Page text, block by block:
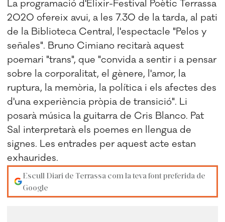
La programació d'Elixir-Festival Poètic Terrassa
2020 ofereix avui, a les 7.30 de la tarda, al pati
de la Biblioteca Central, l'espectacle "Pelos y
señales". Bruno Cimiano recitarà aquest
poemari "trans", que "convida a sentir i a pensar
sobre la corporalitat, el gènere, l'amor, la
ruptura, la memòria, la política i els afectes des
d'una experiència pròpia de transició". Li
posarà música la guitarra de Cris Blanco. Pat
Sal interpretarà els poemes en llengua de
signes. Les entrades per aquest acte estan
exhaurides.
Escull Diari de Terrassa com la teva font preferida de
Google